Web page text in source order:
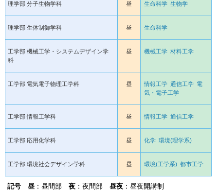
理学部 分子生物学科 昼 生命科学 生物学
理学部 生体制御学科 昼 生命科学
工学部 機械工学・システムデザイン学
科
昼 機械工学 材料工学
工学部 電気電子物理工学科 昼 情報工学 通信工学 電
気・電子工学
工学部 情報工学科 昼 情報工学 通信工学
工学部 応用化学科 昼 化学 環境(理学系)
工学部 環境社会デザイン学科 昼 環境(工学系) 都市工学
記号 昼 ：昼間部 夜 ：夜間部 昼夜 ：昼夜開講制